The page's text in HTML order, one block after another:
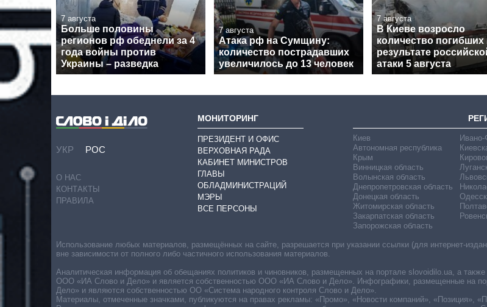
7 августа
Больше половины
регионов рф обеднели за 4
года войны против
Украины – разведка
7 августа
Атака рф на Сумщину:
количество пострадавших
увеличилось до 13 человек
7 августа
В Киеве возросло
количество погибших
результате
атаки 5 августа
УКР РОС
О НАС
КОНТАКТЫ
ПРАВИЛА
МОНИТОРИНГ
ПРЕЗИДЕНТ И ОФИС
ВЕРХОВНАЯ РАДА
КАБИНЕТ МИНИСТРОВ
ГЛАВЫ
ОБЛАДМИНИСТРАЦИЙ
МЭРЫ
ВСЕ ПЕРСОНЫ
Киев
Автономная республика
Крым
Винницкая область
Волынская область
Днепропетровская область
Донецкая область
Житомирская область
Закарпатская область
Запорожская область
Ивано-
Использование любых материалов, размещённых на сайте, разрешается при указании ссылки (для интернет-
вне зависимости от полного либо частичного использования материалов.
Аналитическая информация об обещаниях политиков и чиновников, размещенных на портале slovoidilo.ua, а
ООО «ИА Слово и Дело» и является собственностью ООО «ИА Слово и Дело». Инфографики, размещенные на
Дело» и являются собственностью ОО «Система народного контроля Слово и Дело».
Материалы, отмеченные значками, публикуются на правах рекламы: «Промо», «Новости компаний», «Позиция»,